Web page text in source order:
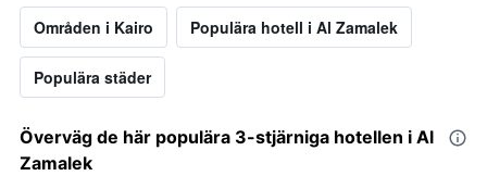
Områden i Kairo Populära hotell i Al Zamalek
Populära städer
Överväg de här populära 3-stjärniga hotellen i Al
Zamalek